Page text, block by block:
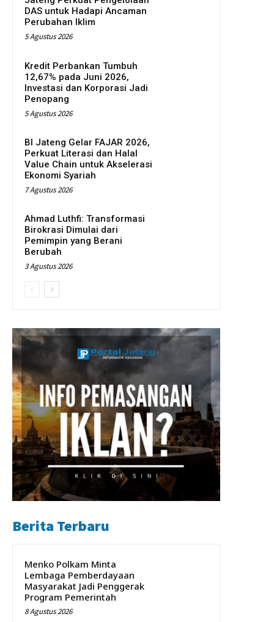
DAS untuk Hadapi Ancaman
Perubahan Iklim
5 Agustus 2026
Kredit Perbankan Tumbuh
12,67% pada Juni 2026,
Investasi dan Korporasi Jadi
Penopang
5 Agustus 2026
BI Jateng Gelar FAJAR 2026,
Perkuat Literasi dan Halal
Value Chain untuk Akselerasi
Ekonomi Syariah
7 Agustus 2026
Ahmad Luthfi: Transformasi
Birokrasi Dimulai dari
Pemimpin yang Berani
Berubah
3 Agustus 2026
Berita Terbaru
Menko Polkam Minta
Lembaga Pemberdayaan
Masyarakat Jadi Penggerak
Program Pemerintah
8 Agustus 2026